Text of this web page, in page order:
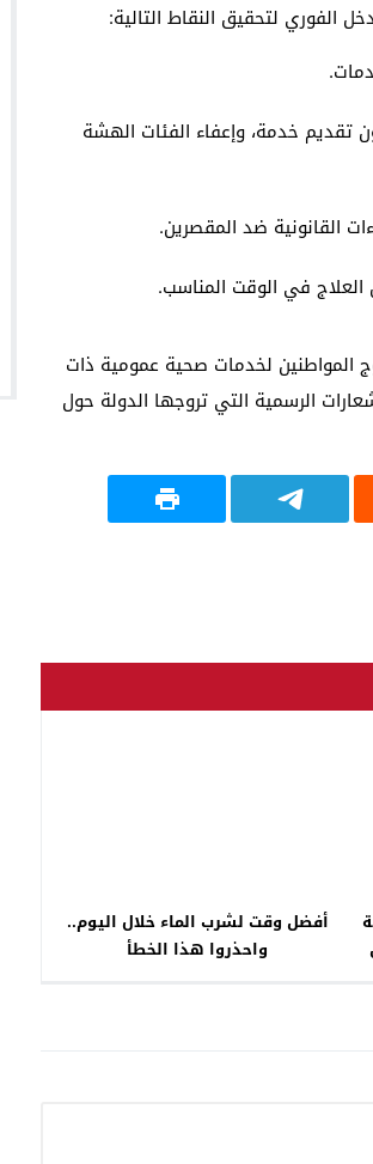
الفوري لتحقيق النقاط التالية:
تقديم خدمة، وإعفاء الفئات الهشة
القانونية ضد المقصرين.
العلاج في الوقت المناسب.
المواطنين لخدمات صحية عمومية ذات
الرسمية التي تروجها الدولة حول
أفضل وقت لشرب الماء خلال اليوم..
واحذروا هذا الخطأ